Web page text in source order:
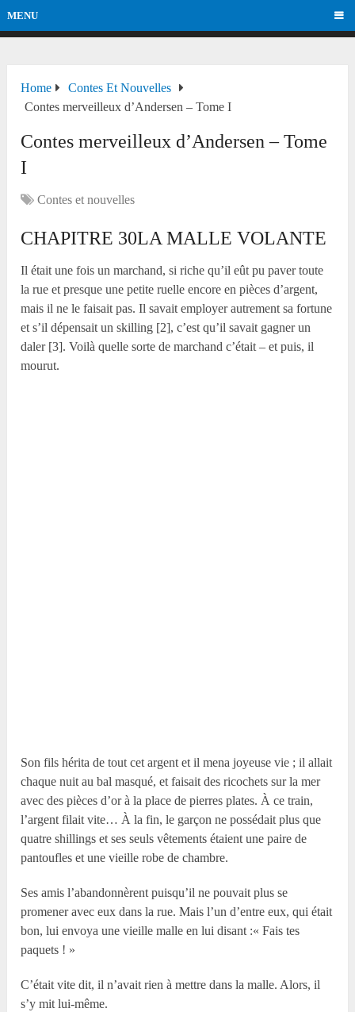
MENU
Home
Contes Et Nouvelles
Contes merveilleux d’Andersen – Tome I
Contes merveilleux d’Andersen – Tome
I
Contes et nouvelles
CHAPITRE 30LA MALLE VOLANTE
Il était une fois un marchand, si riche qu’il eût pu paver toute
la rue et presque une petite ruelle encore en pièces d’argent,
mais il ne le faisait pas. Il savait employer autrement sa fortune
et s’il dépensait un skilling [2], c’est qu’il savait gagner un
daler [3]. Voilà quelle sorte de marchand c’était – et puis, il
mourut.
Son fils hérita de tout cet argent et il mena joyeuse vie ; il allait
chaque nuit au bal masqué, et faisait des ricochets sur la mer
avec des pièces d’or à la place de pierres plates. À ce train,
l’argent filait vite… À la fin, le garçon ne possédait plus que
quatre shillings et ses seuls vêtements étaient une paire de
pantoufles et une vieille robe de chambre.
Ses amis l’abandonnèrent puisqu’il ne pouvait plus se
promener avec eux dans la rue. Mais l’un d’entre eux, qui était
bon, lui envoya une vieille malle en lui disant :« Fais tes
paquets ! »
C’était vite dit, il n’avait rien à mettre dans la malle. Alors, il
s’y mit lui-même.